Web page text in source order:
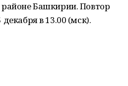
Башкирии. Повтор
в 13.00 (мск).